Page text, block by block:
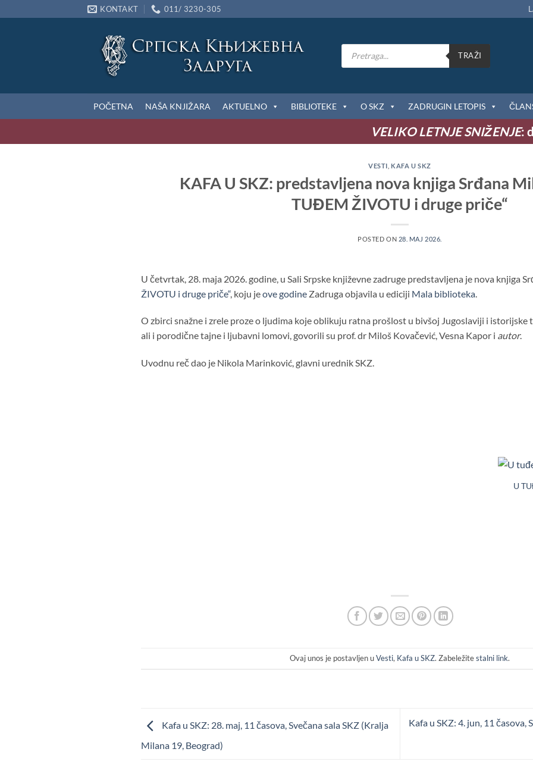
na
KONTAKT 011/ 3230-305
Products
search
TRAŽI
POČETNA NAŠA KNJIŽARA AKTUELNO BIBLIOTEKE O SKZ ZADRUGIN LETOPIS
VELIKO LETNJE SNIŽENJE: do
VESTI KAFA U SKZ
KAFA U SKZ: predstavljena nova knjiga Srđana
TUĐEM ŽIVOTU i druge priče“
POSTED ON 28. MAJ 2026.
U četvrtak, 28. maja 2026. godine, u Sali Srpske književne zadruge predstavljena je nova knjiga
ŽIVOTU i druge priče“, koju jeove godine Zadruga objavila u ediciji Mala biblioteka
O zbirci snažne i zrele proze o ljudima koje oblikuju ratna prošlost u bivšoj Jugoslaviji i istorijske
ali i porodične tajne i ljubavni lomovi, govorili su prof. dr Miloš Kovačević, Vesna Kapor i autor.
Uvodnu reč dao je Nikola Marinković, glavni urednik SKZ.
U
Ovaj unos je postavljen uVesti, Kafa u SKZ. Zabeležitestalni link.
Kafa u SKZ: 28. maj, 11 časova, Svečana sala SKZ (Kralja
Milana 19, Beograd)
Kafa u SKZ: 4. jun, 11 časova,